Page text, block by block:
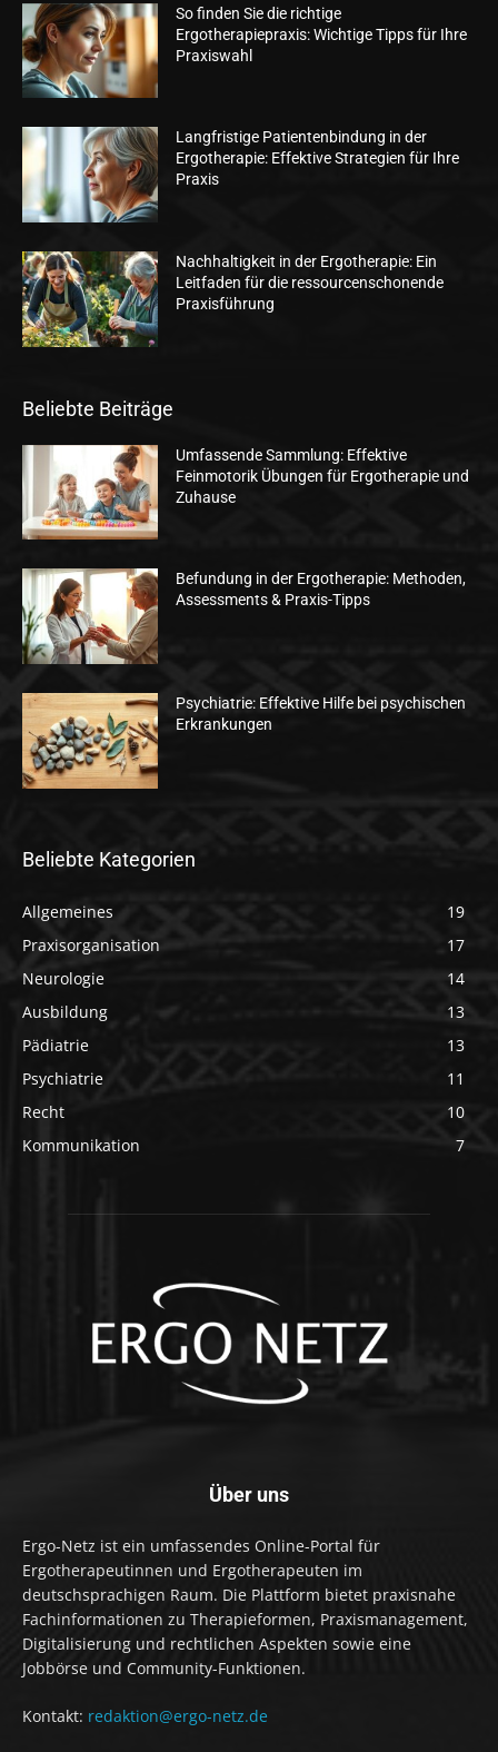
So finden Sie die richtige
Ergotherapiepraxis: Wichtige Tipps für Ihre
Praxiswahl
Langfristige Patientenbindung in der
Ergotherapie: Effektive Strategien für Ihre
Praxis
Nachhaltigkeit in der Ergotherapie: Ein
Leitfaden für die ressourcenschonende
Praxisführung
Beliebte Beiträge
Umfassende Sammlung: Effektive
Feinmotorik Übungen für Ergotherapie und
Zuhause
Befundung in der Ergotherapie: Methoden,
Assessments & Praxis-Tipps
Psychiatrie: Effektive Hilfe bei psychischen
Erkrankungen
Beliebte Kategorien
Allgemeines
19
Praxisorganisation
17
Neurologie
14
Ausbildung
13
Pädiatrie
13
Psychiatrie
11
Recht
10
Kommunikation
7
Über uns
Ergo-Netz ist ein umfassendes Online-Portal für
Ergotherapeutinnen und Ergotherapeuten im
deutschsprachigen Raum. Die Plattform bietet praxisnahe
Fachinformationen zu Therapieformen, Praxismanagement,
Digitalisierung und rechtlichen Aspekten sowie eine
Jobbörse und Community-Funktionen.
Kontakt: redaktion@ergo-netz.de